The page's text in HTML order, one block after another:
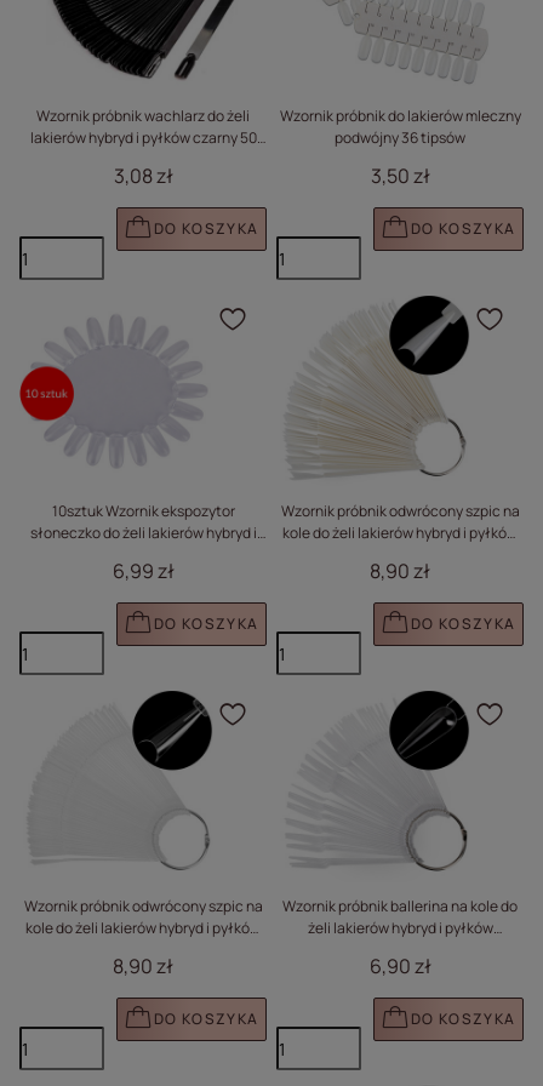
Wzornik próbnik wachlarz do żeli
lakierów hybryd i pyłków czarny 50
3,08 zł
DO KOSZYKA
Wzornik próbnik do lakierów mleczny
podwójny 36 tipsów
3,50 zł
DO KOSZYKA
10sztuk Wzornik ekspozytor
słoneczko do żeli lakierów hybryd i
6,99 zł
DO KOSZYKA
Kliknij, aby dodać
Wzornik próbnik odwrócony szpic na
kole do żeli lakierów hybryd i pyłków
8,90 zł
DO KOSZYKA
Wzornik próbnik odwrócony szpic na
kole do żeli lakierów hybryd i pyłków
8,90 zł
DO KOSZYKA
Kliknij, aby dodać
Wzornik próbnik ballerina na kole do
żeli lakierów hybryd i pyłków
6,90 zł
DO KOSZYKA